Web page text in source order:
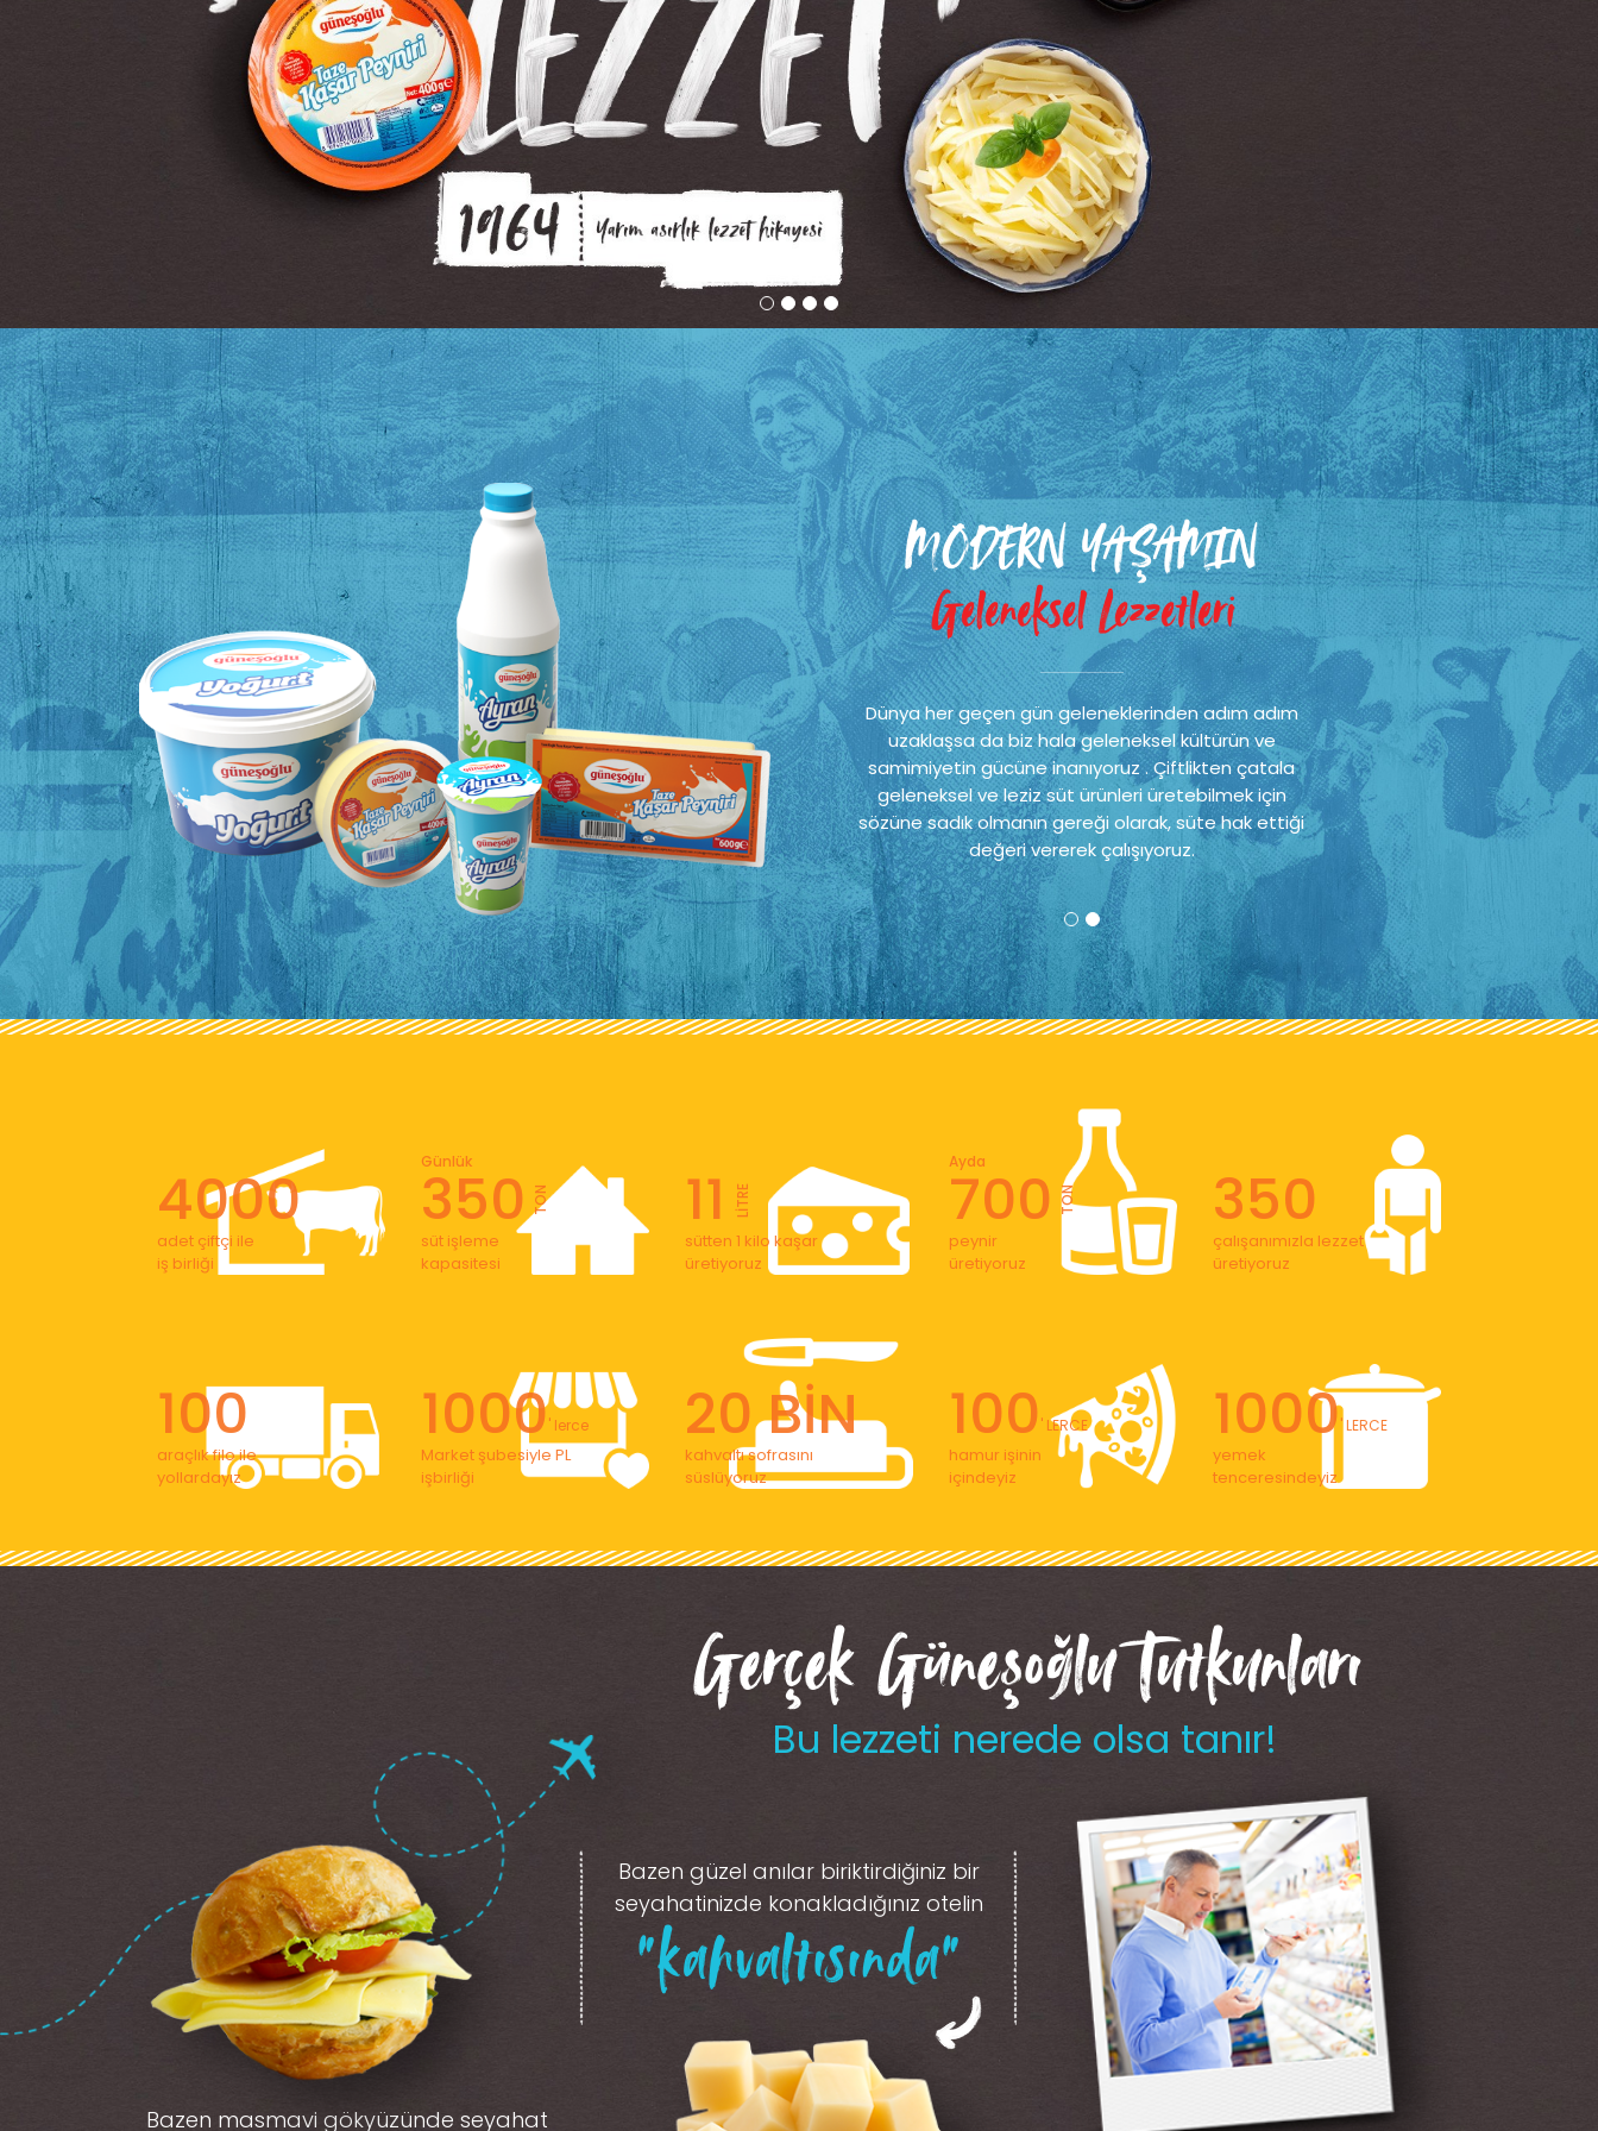
MODERN YAŞAMIN
Geleneksel Lezzetleri
Dünya her geçen gün geleneklerinden adım adım
uzaklaşsa da biz hala geleneksel kültürün ve
samimiyetin gücüne inanıyoruz . Çiftlikten çatala
geleneksel ve leziz süt ürünleri üretebilmek için
sözüne sadık olmanın gereği olarak, süte hak ettiği
değeri vererek çalışıyoruz.
4000
adet çiftçi ile
iş birliği
350
Günlük
TON
süt işleme
kapasitesi
11 LİTRE
sütten 1 kilo kaşar
üretiyoruz
700
Ayda
TON
peynir
üretiyoruz
350
çalışanımızla lezzet
üretiyoruz
100
araçlık filo ile
yollardayız
1000' lerce
Market şubesiyle PL
işbirliği
20 BİN
kahvaltı sofrasını
süslüyoruz
100' LERCE
hamur işinin
içindeyiz
1000' LERCE
yemek
tenceresindeyiz
Gerçek Güneşoğlu Tutkunları
Bu lezzeti nerede olsa tanır!
Bazen masmavi gökyüzünde seyahat
Bazen güzel anılar biriktirdiğiniz bir
seyahatinizde konakladığınız otelin
“kahvaltısında”